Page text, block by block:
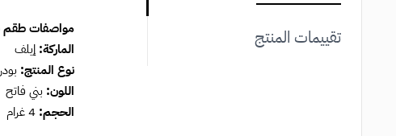
تقييمات المنتج
مواصفات طقم
الماركة: إيلف
نوع المنتج:
اللون: بني فاتح
الحجم: